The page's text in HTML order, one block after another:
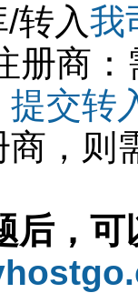
转入我
册商
提交转
，则
后，可